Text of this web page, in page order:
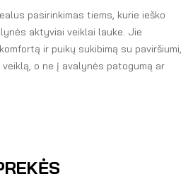
pasirinkimas tiems, kurie ieško
aktyviai veiklai lauke. Jie
ir puikų sukibimą su paviršiumi,
o ne į avalynės patogumą ar